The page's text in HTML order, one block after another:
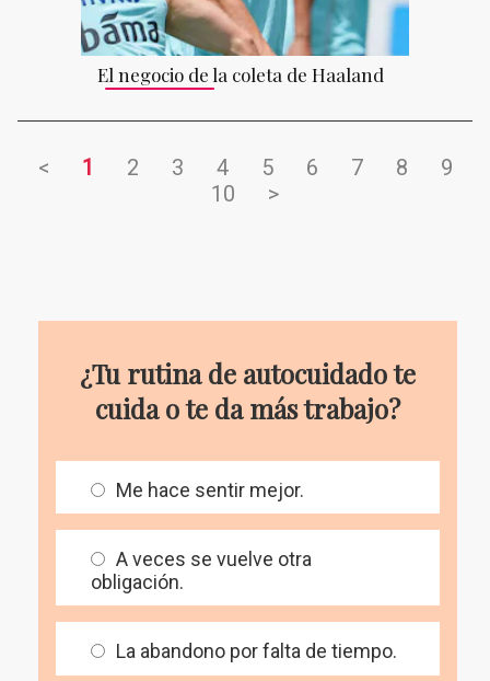
El negocio de la coleta de Haaland
< 1 2 3 4 5 6 7 8
9
10
>
¿Tu rutina de autocuidado te
cuida o te da más trabajo?
Me hace sentir mejor.
A veces se vuelve otra
obligación.
La abandono por falta de tiempo.